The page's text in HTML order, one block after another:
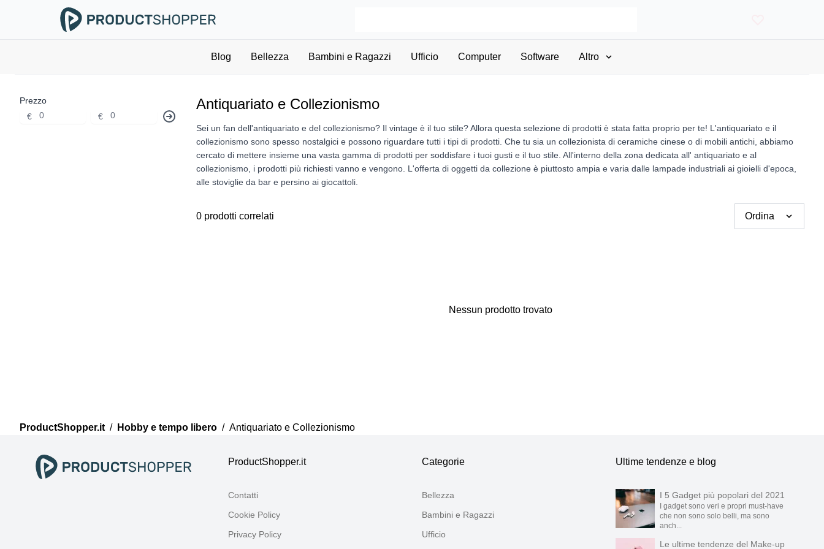
Blog Bellezza Bambini e Ragazzi Ufficio Computer Software Altro
Prezzo
€
€
Antiquariato e Collezionismo
Sei un fan dell'antiquariato e del collezionismo? Il vintage è il tuo stile? Allora questa selezione di prodotti è stata fatta proprio per te! L'antiquariato e il
collezionismo sono spesso nostalgici e possono riguardare tutti i tipi di prodotti. Che tu sia un collezionista di ceramiche cinese o di mobili antichi, abbiamo
cercato di mettere insieme una vasta gamma di prodotti per soddisfare i tuoi gusti e il tuo stile. All'interno della zona dedicata all' antiquariato e al
collezionismo, i prodotti più richiesti vanno e vengono. L'offerta di oggetti da collezione è piuttosto ampia e varia dalle lampade industriali ai gioielli d'epoca,
alle stoviglie da bar e persino ai giocattoli.
0 prodotti correlati Ordina
Nessun prodotto trovato
ProductShopper.it / Hobby e tempo libero / Antiquariato e Collezionismo
ProductShopper.it
Contatti
Cookie Policy
Privacy Policy
Categorie
Bellezza
Bambini e Ragazzi
Ufficio
Ultime tendenze e blog
I 5 Gadget più popolari del 2021
I gadget sono veri e propri must-have
che non sono solo belli, ma sono
anch...
Le ultime tendenze del Make-up